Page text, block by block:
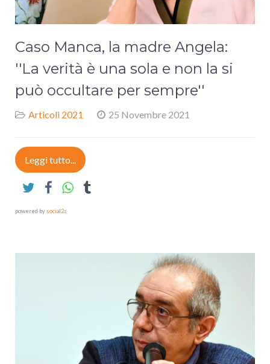
Caso Manca, la madre Angela:
''La verità è una sola e non la si
può occultare per sempre''
Articoli 2021 25 Novembre 2021
Leggi tutto...
powered by social2s